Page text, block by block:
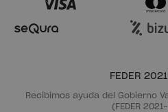
FEDER
Recibimos ayuda del Gobierno
(FEDER